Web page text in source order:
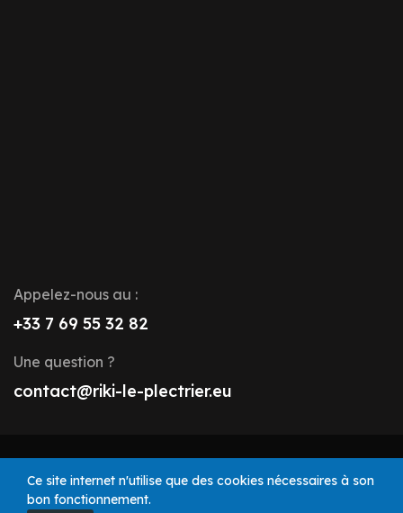
Appelez-nous au :
+33 7 69 55 32 82
Une question ?
contact@riki-le-plectrier.eu
Ce site internet n'utilise que des cookies nécessaires à son
bon fonctionnement.